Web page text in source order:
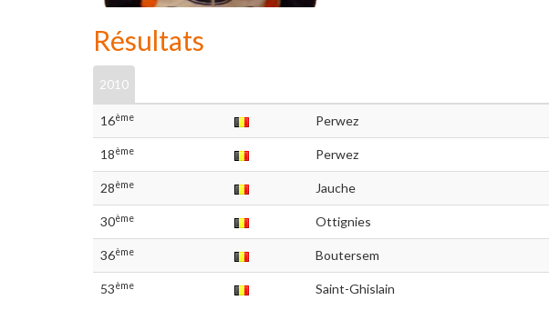
Résultats
2010
16ème Perwez
18ème Perwez
28ème Jauche
30ème Ottignies
36ème Boutersem
53ème Saint-Ghislain